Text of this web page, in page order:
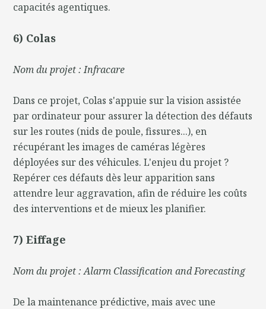
capacités agentiques.
6) Colas
Nom du projet : Infracare
Dans ce projet, Colas s'appuie sur la vision assistée
par ordinateur pour assurer la détection des défauts
sur les routes (nids de poule, fissures...), en
récupérant les images de caméras légères
déployées sur des véhicules. L'enjeu du projet ?
Repérer ces défauts dès leur apparition sans
attendre leur aggravation, afin de réduire les coûts
des interventions et de mieux les planifier.
7) Eiffage
Nom du projet : Alarm Classification and Forecasting
De la maintenance prédictive, mais avec une